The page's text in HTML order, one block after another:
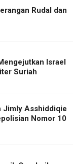
Rudal dan
Israel
Suriah
Jimly Asshiddiqie
Nomor 10